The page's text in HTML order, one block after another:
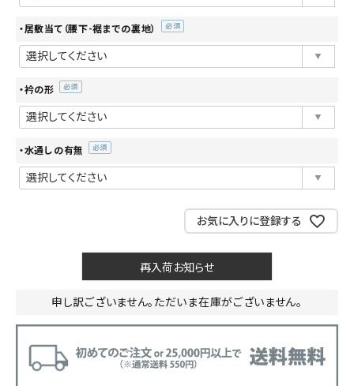
・居敷当て（腰下-裾までの裏地）
・衿の形
須)
・水通しの有無
須)
お気に入りに登録する
再入荷お知らせ
申し訳ございません。ただいま在庫がございません。